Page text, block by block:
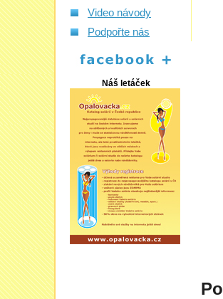
Video návody
Podpořte nás
Náš letáček